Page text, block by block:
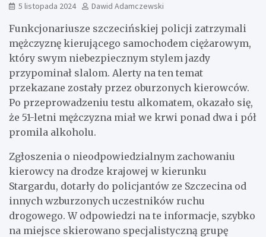
5 listopada 2024 Dawid Adamczewski
Funkcjonariusze szczecińskiej policji zatrzymali
mężczyznę kierującego samochodem ciężarowym,
który swym niebezpiecznym stylem jazdy
przypominał slalom. Alerty na ten temat
przekazane zostały przez oburzonych kierowców.
Po przeprowadzeniu testu alkomatem, okazało się,
że 51-letni mężczyzna miał we krwi ponad dwa i pół
promila alkoholu.
Zgłoszenia o nieodpowiedzialnym zachowaniu
kierowcy na drodze krajowej w kierunku
Stargardu, dotarły do policjantów ze Szczecina od
innych wzburzonych uczestników ruchu
drogowego. W odpowiedzi na te informacje, szybko
na miejsce skierowano specjalistyczną grupę